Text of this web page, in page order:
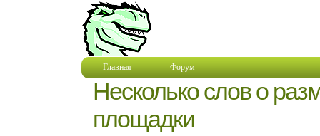
Главная Форум
Несколько слов о
площадки